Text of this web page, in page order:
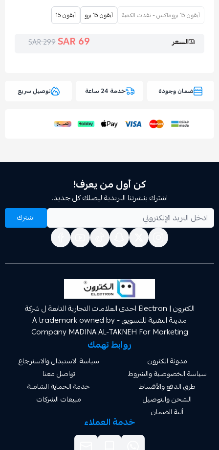
أيفون 15 برو أيفون 15
299 SAR
خدمة 24 ساعة توصيل سريع
كن أول من يعرف!
اشترك بنشرتنا البريدية ليصلك كل جديد.
الكترون | Electron احدى العلامات التجارية التابعة ل شركة
مدينة التقنية للتسويق A trademark owned by -
Company MADINA AL-TAKNEH For
روابط تهمك
والشروط
والأقساط
والتوصيل
سياسة الاستبدال والاسترجاع
خدمة الحماية الشاملة
مبيعات الشركات
خدمة العملاء